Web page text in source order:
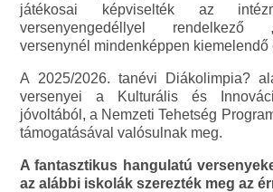
játékosai képviselték az
versenyengedéllyel rendelkező
versenynél mindenképpen kiemelendő
A 2025/2026. tanévi Diákolimpia?
versenyei a Kulturális és
jóvoltából, a Nemzeti Tehetség
támogatásával valósulnak meg.
A fantasztikus hangulatú
az alábbi iskolák szerezték meg az